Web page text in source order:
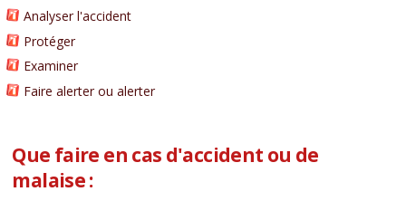
Analyser l'accident
Protéger
Examiner
Faire alerter ou alerter
Que faire en cas d'accident ou de
malaise :